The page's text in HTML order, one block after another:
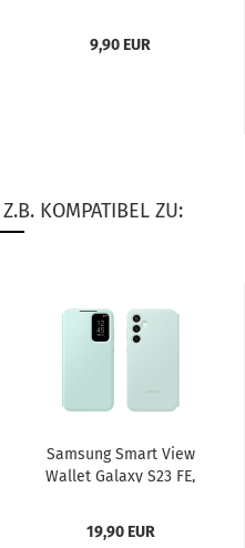
9,90 EUR
KOMPATIBEL ZU:
Sam­sung Smart View
Wal­let Ga­la­xy S23 FE,
19,90 EUR